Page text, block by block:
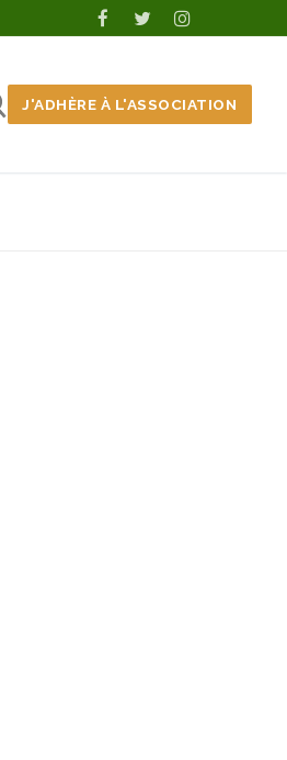
J'ADHÈRE À L'ASSOCIATION